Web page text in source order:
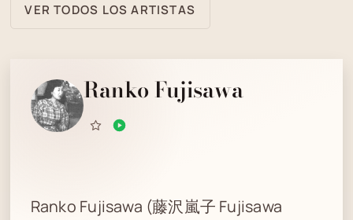
VER TODOS LOS ARTISTAS
Ranko Fujisawa
Ranko Fujisawa (藤沢嵐子 Fujisawa